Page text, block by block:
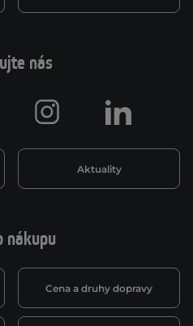
nákupu
Cena a druhy dopravy
nás
Aktuality
Instagram LinkedIn